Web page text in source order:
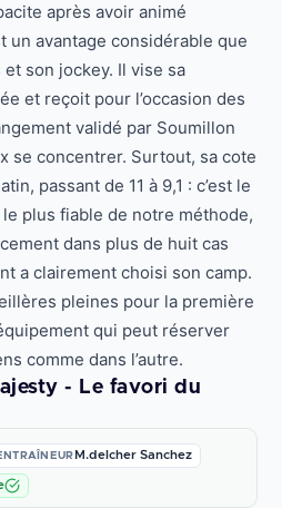
après avoir animé
un avantage considérable que
son jockey. Il vise sa
et reçoit pour l’occasion des
validé par Soumillon
se concentrer. Surtout, sa cote
passant de 11 à 9,1 : c’est le
plus fiable de notre méthode,
dans plus de huit cas
a clairement choisi son camp.
pleines pour la première
qui peut réserver
comme dans l’autre.
- Le favori du
M.delcher Sanchez